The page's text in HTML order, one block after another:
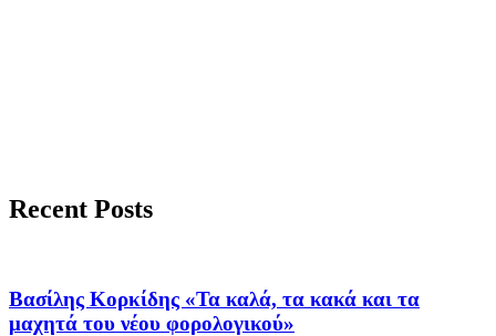
Recent Posts
Βασίλης Κορκίδης «Τα καλά, τα κακά και τα
μαχητά του νέου φορολογικού»